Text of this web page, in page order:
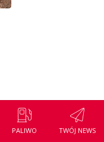
PALIWO TWÓJ NEWS